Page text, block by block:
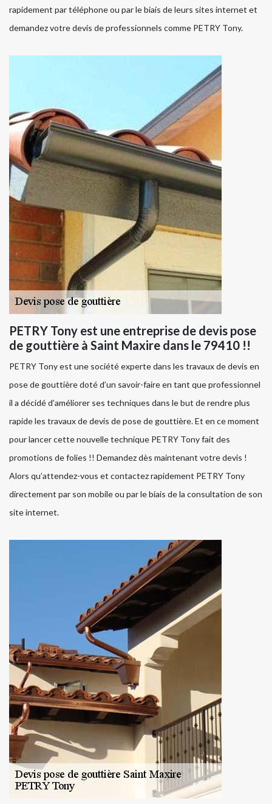
rapidement par téléphone ou par le biais de leurs sites internet et
demandez votre devis de professionnels comme PETRY Tony.
PETRY Tony est une entreprise de devis pose
de gouttière à Saint Maxire dans le 79410 !!
PETRY Tony est une société experte dans les travaux de devis en
pose de gouttière doté d’un savoir-faire en tant que professionnel
il a décidé d’améliorer ses techniques dans le but de rendre plus
rapide les travaux de devis de pose de gouttière. Et en ce moment
pour lancer cette nouvelle technique PETRY Tony fait des
promotions de folies !! Demandez dès maintenant votre devis !
Alors qu’attendez-vous et contactez rapidement PETRY Tony
directement par son mobile ou par le biais de la consultation de son
site internet.